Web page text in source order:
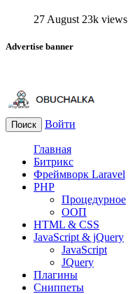
27 August 23k views
Advertise banner
Поиск Войти
Главная
Битрикс
Фреймворк Laravel
PHP
Процедурное
ООП
HTML & CSS
JavaScript & jQuery
JavaScript
JQuery
Плагины
Сниппеты